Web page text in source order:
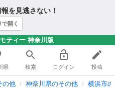
を見逃さない！
で開く
ティー 神奈川版
県 検索 ログイン 投稿
の他 神奈川県のその他 横浜市